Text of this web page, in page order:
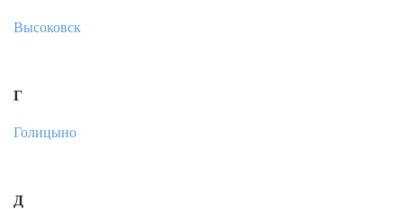
Высоковск
Г
Голицыно
Д